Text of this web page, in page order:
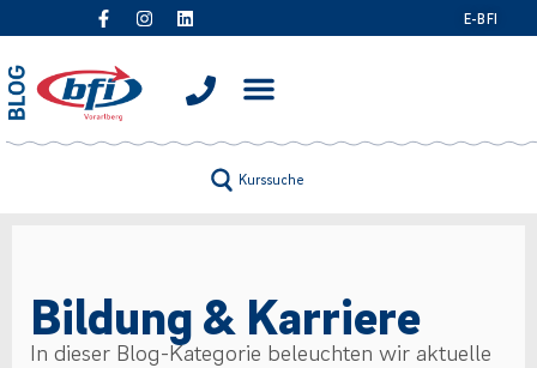
E-BFI
Kurssuche
Bildung & Karriere
In dieser Blog-Kategorie beleuchten wir aktuelle